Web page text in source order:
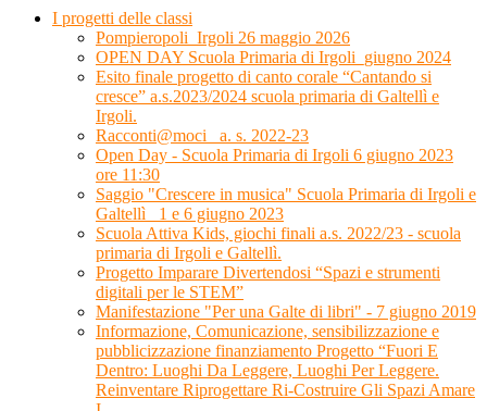
I progetti delle classi
Pompieropoli_Irgoli 26 maggio 2026
OPEN DAY Scuola Primaria di Irgoli_giugno 2024
Esito finale progetto di canto corale “Cantando si
cresce” a.s.2023/2024 scuola primaria di Galtellì e
Irgoli.
Racconti@moci_ a. s. 2022-23
Open Day - Scuola Primaria di Irgoli 6 giugno 2023
ore 11:30
Saggio "Crescere in musica" Scuola Primaria di Irgoli e
Galtellì_ 1 e 6 giugno 2023
Scuola Attiva Kids, giochi finali a.s. 2022/23 - scuola
primaria di Irgoli e Galtellì.
Progetto Imparare Divertendosi “Spazi e strumenti
digitali per le STEM”
Manifestazione "Per una Galte di libri" - 7 giugno 2019
Informazione, Comunicazione, sensibilizzazione e
pubblicizzazione finanziamento Progetto “Fuori E
Dentro: Luoghi Da Leggere, Luoghi Per Leggere.
Reinventare Riprogettare Ri-Costruire Gli Spazi Amare